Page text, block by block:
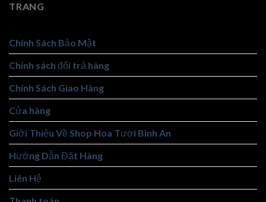
TRANG
Chính Sách Bảo Mật
Chính sách đổi trả hàng
Chính Sách Giao Hàng
Cửa hàng
Giới Thiệu Về Shop Hoa Tươi Bình An
Hướng Dẫn Đặt Hàng
Liên Hệ